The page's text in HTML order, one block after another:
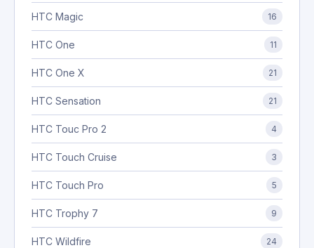
HTC Magic 16
HTC One 11
HTC One X 21
HTC Sensation 21
HTC Touc Pro 2 4
HTC Touch Cruise 3
HTC Touch Pro 5
HTC Trophy 7 9
HTC Wildfire 24